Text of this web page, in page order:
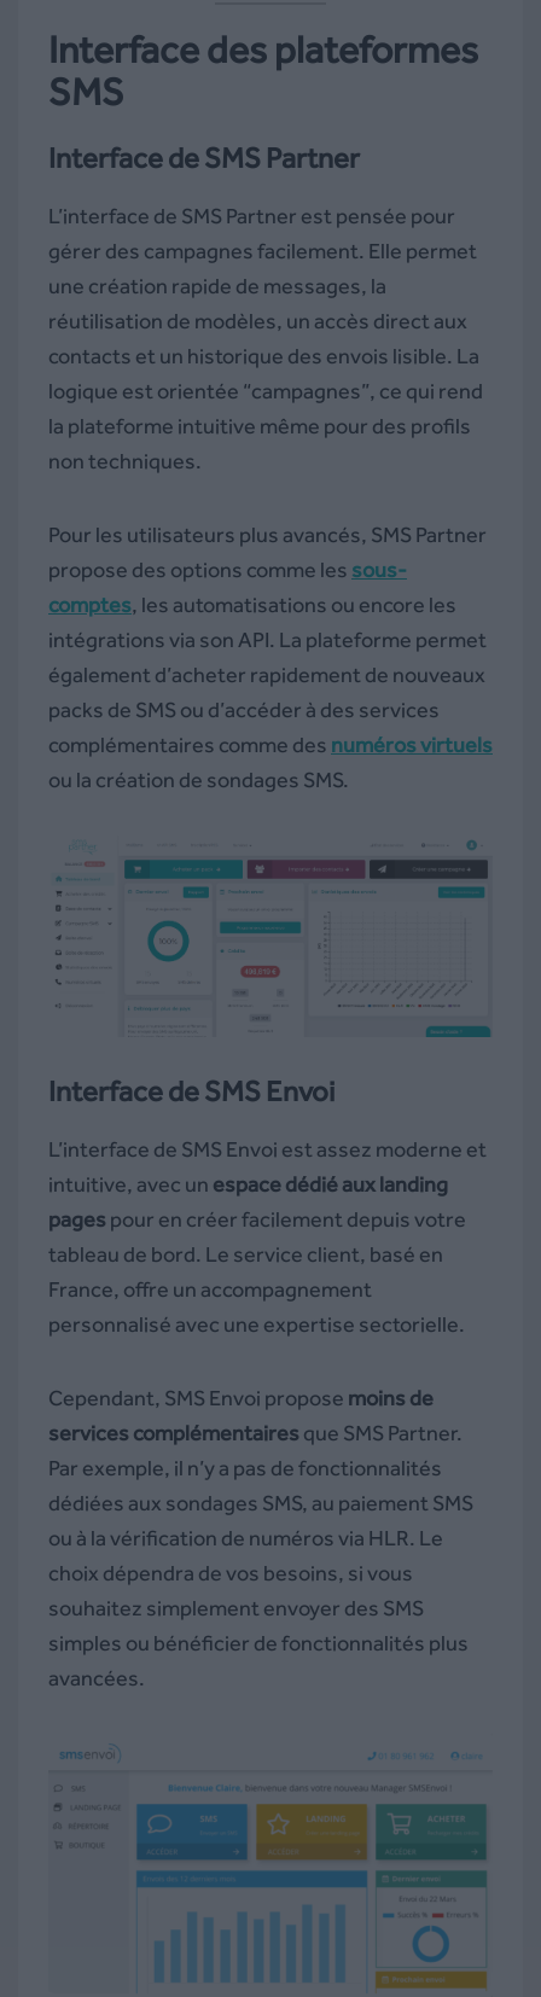
Interface des plateformes
SMS
Interface de SMS Partner
L’interface de SMS Partner est pensée pour
gérer des campagnes facilement. Elle permet
une création rapide de messages, la
réutilisation de modèles, un accès direct aux
contacts et un historique des envois lisible. La
logique est orientée “campagnes”, ce qui rend
la plateforme intuitive même pour des profils
non techniques.
Pour les utilisateurs plus avancés, SMS Partner
propose des options comme les sous-
comptes, les automatisations ou encore les
intégrations via son API. La plateforme permet
également d’acheter rapidement de nouveaux
packs de SMS ou d’accéder à des services
complémentaires comme des numéros virtuels
ou la création de sondages SMS.
Interface de SMS Envoi
L’interface de SMS Envoi est assez moderne et
intuitive, avec un espace dédié aux landing
pagespour en créer facilement depuis votre
tableau de bord. Le service client, basé en
France, offre un accompagnement
personnalisé avec une expertise sectorielle.
Cependant, SMS Envoi propose moins de
services complémentairesque SMS Partner.
Par exemple, il n’y a pas de fonctionnalités
dédiées aux sondages SMS, au paiement SMS
ou à la vérification de numéros via HLR. Le
choix dépendra de vos besoins, si vous
souhaitez simplement envoyer des SMS
simples ou bénéficier de fonctionnalités plus
avancées.